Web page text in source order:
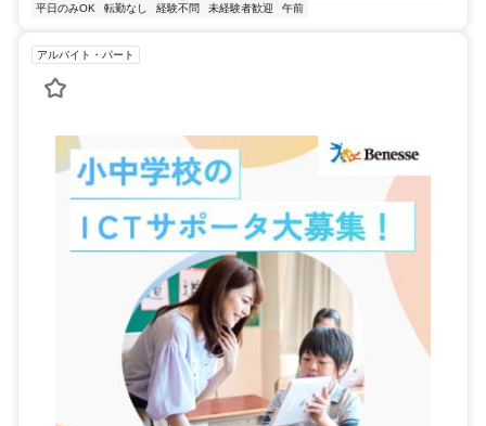
平日のみOK
転勤なし 経験不問 未経験者歓迎 午前
アルバイト・パート